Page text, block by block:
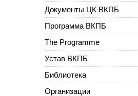
Документы ЦК ВКПБ
Программа ВКПБ
The Programme
Устав ВКПБ
Библиотека
Организации